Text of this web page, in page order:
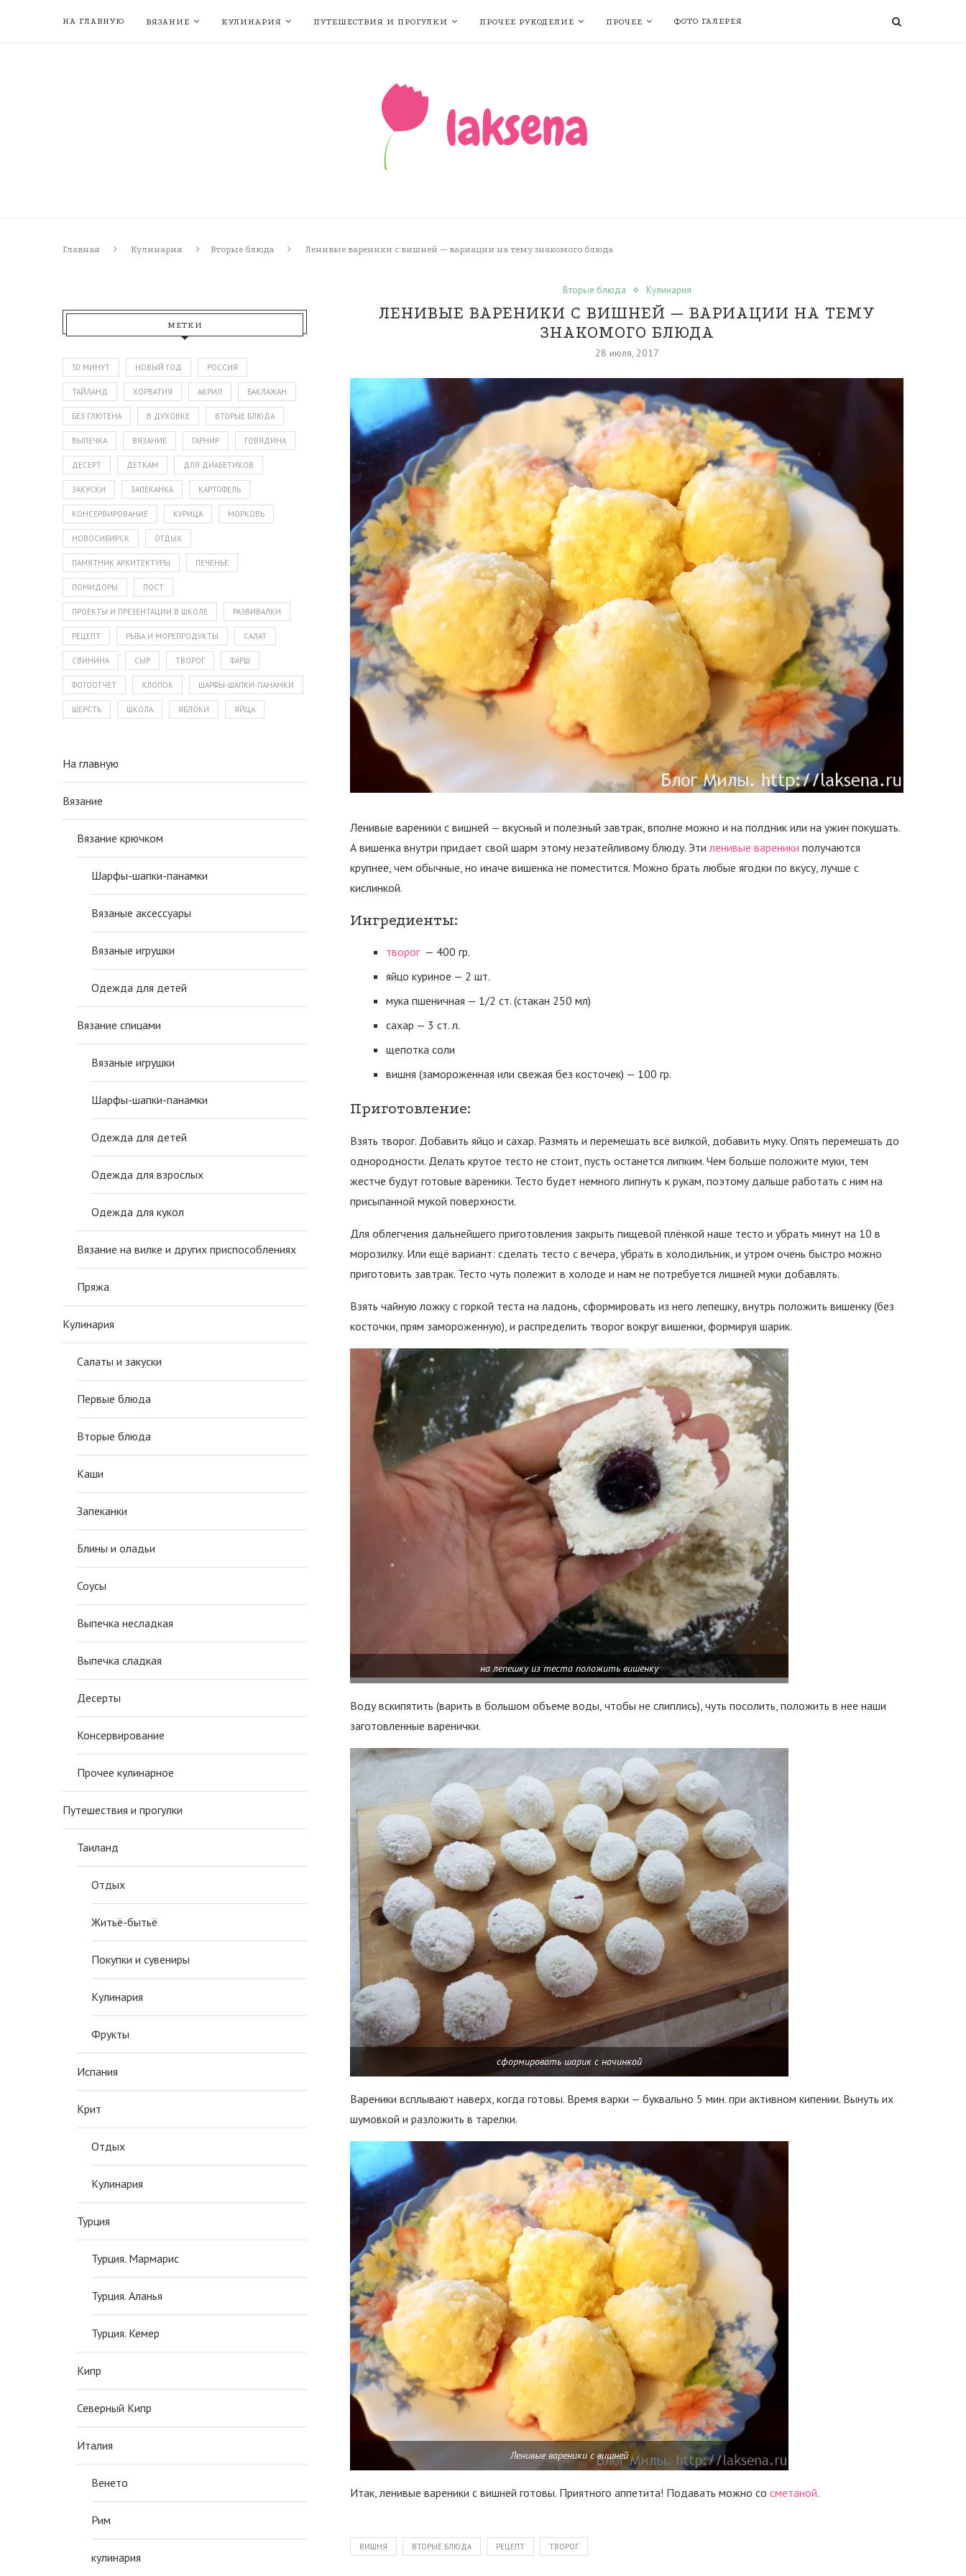
НА ГЛАВНУЮ ВЯЗАНИЕ КУЛИНАРИЯ ПУТЕШЕСТВИЯ И ПРОГУЛКИ ПРОЧЕЕ РУКОДЕЛИЕ ПРОЧЕЕ ФОТО ГАЛЕРЕЯ
Главная Кулинария Вторые блюда Ленивые вареники с вишней — вариации на тему знакомого блюда
Вторые блюда Кулинария
ЛЕНИВЫЕ ВАРЕНИКИ С ВИШНЕЙ — ВАРИАЦИИ НА ТЕМУ
ЗНАКОМОГО БЛЮДА
28 июля, 2017
Ленивые вареники с вишней — вкусный и полезный завтрак, вполне можно и на полдник или на ужин покушать.
А вишенка внутри придает свой шарм этому незатейливому блюду. Этиленивые вареникиполучаются
крупнее, чем обычные, но иначе вишенка не поместится. Можно брать любые ягодки по вкусу, лучше с
кислинкой.
Ингредиенты:
творог — 400 гр.
яйцо куриное — 2 шт.
мука пшеничная — 1/2 ст. (стакан 250 мл)
сахар — 3 ст. л.
щепотка соли
вишня (замороженная или свежая без косточек) — 100 гр.
Приготовление:
Взять творог. Добавить яйцо и сахар. Размять и перемешать всё вилкой, добавить муку. Опять перемешать до
однородности. Делать крутое тесто не стоит, пусть останется липким. Чем больше положите муки, тем
жестче будут готовые вареники. Тесто будет немного липнуть к рукам, поэтому дальше работать с ним на
присыпанной мукой поверхности.
Для облегчения дальнейшего приготовления закрыть пищевой плёнкой наше тесто и убрать минут на 10 в
морозилку. Или ещё вариант: сделать тесто с вечера, убрать в холодильник, и утром очень быстро можно
приготовить завтрак. Тесто чуть полежит в холоде и нам не потребуется лишней муки добавлять.
Взять чайную ложку с горкой теста на ладонь, сформировать из него лепешку, внутрь положить вишенку (без
косточки, прям замороженную), и распределить творог вокруг вишенки, формируя шарик.
на лепешку из теста положить вишенку
Воду вскипятить (варить в большом объеме воды, чтобы не слиплись), чуть посолить, положить в нее наши
заготовленные варенички.
сформировать шарик с начинкой
Вареники всплывают наверх, когда готовы. Время варки — буквально 5 мин. при активном кипении. Вынуть их
шумовкой и разложить в тарелки.
Ленивые вареники с вишней
Итак, ленивые вареники с вишней готовы. Приятного аппетита! Подавать можно сосметаной.
ВИШНЯ ВТОРЫЕ БЛЮДА РЕЦЕПТ ТВОРОГ
МЕТКИ
30 МИНУТ НОВЫЙ ГОД РОССИЯ
ТАЙЛАНД ХОРВАТИЯ АКРИЛ БАКЛАЖАН
БЕЗ ГЛЮТЕНА В ДУХОВКЕ ВТОРЫЕ БЛЮДА
ВЫПЕЧКА ВЯЗАНИЕ ГАРНИР ГОВЯДИНА
ДЕСЕРТ ДЕТКАМ ДЛЯ ДИАБЕТИКОВ
ЗАКУСКИ ЗАПЕКАНКА КАРТОФЕЛЬ
КОНСЕРВИРОВАНИЕ КУРИЦА МОРКОВЬ
НОВОСИБИРСК ОТДЫХ
ПАМЯТНИК АРХИТЕКТУРЫ ПЕЧЕНЬЕ
ПОМИДОРЫ ПОСТ
ПРОЕКТЫ И ПРЕЗЕНТАЦИИ В ШКОЛЕ РАЗВИВАЛКИ
РЕЦЕПТ РЫБА И МОРЕПРОДУКТЫ САЛАТ
СВИНИНА СЫР ТВОРОГ ФАРШ
ФОТООТЧЕТ ХЛОПОК ШАРФЫ-ШАПКИ-ПАНАМКИ
ШЕРСТЬ ШКОЛА ЯБЛОКИ ЯЙЦА
На главную
Вязание
Вязание крючком
Шарфы-шапки-панамки
Вязаные аксессуары
Вязаные игрушки
Одежда для детей
Вязание спицами
Вязаные игрушки
Шарфы-шапки-панамки
Одежда для детей
Одежда для взрослых
Одежда для кукол
Вязание на вилке и других приспособлениях
Пряжа
Кулинария
Салаты и закуски
Первые блюда
Вторые блюда
Каши
Запеканки
Блины и оладьи
Соусы
Выпечка несладкая
Выпечка сладкая
Десерты
Консервирование
Прочее кулинарное
Путешествия и прогулки
Таиланд
Отдых
Житьё-бытьё
Покупки и сувениры
Кулинария
Фрукты
Испания
Крит
Отдых
Кулинария
Турция
Турция. Мармарис
Турция. Аланья
Турция. Кемер
Кипр
Северный Кипр
Италия
Венето
Рим
кулинария